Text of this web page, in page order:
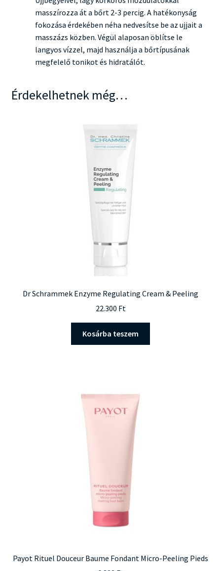
masszírozza át a bőrt 2-3 percig. A hatékonyság
fokozása érdekében néha nedvesítse be az ujjait a
masszázs közben. Végül alaposan öblítse le
langyos vízzel, majd használja a bőrtípusának
megfelelő tonikot és hidratálót.
Érdekelhetnek még…
Dr Schrammek Enzyme Regulating Cream & Peeling
22.300 Ft
Kosárba teszem
Payot Rituel Douceur Baume Fondant Micro-Peeling Pieds